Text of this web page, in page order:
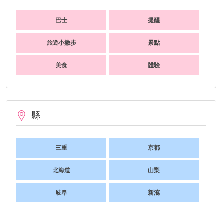
巴士 提醒
旅遊小撇步 景點
美食 體驗
縣
三重 京都
北海道 山梨
岐阜 新瀉